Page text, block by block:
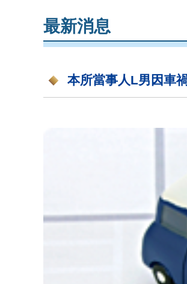
最新消息
本所當事人L男因車